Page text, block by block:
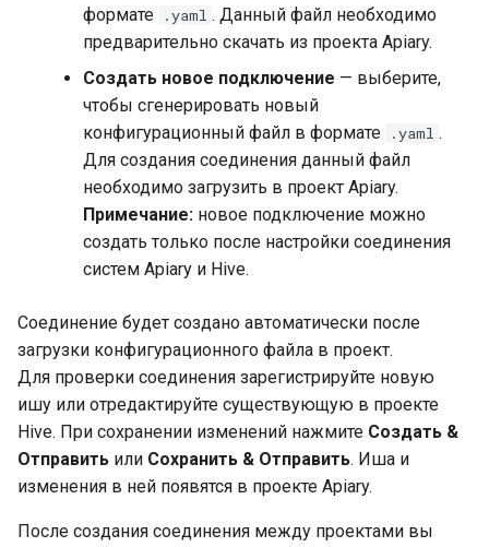
формате
.yaml . Данный файл необходимо
предварительно скачать из проекта Apiary.
Создать новое подключение — выберите,
чтобы сгенерировать новый
конфигурационный файл в формате
.yaml .
Для создания соединения данный файл
необходимо загрузить в проект Apiary.
Примечание: новое подключение можно
создать только после настройки соединения
систем Apiary и Hive.
Соединение будет создано автоматически после
загрузки конфигурационного файла в проект.
Для проверки соединения зарегистрируйте новую
ишу или отредактируйте существующую в проекте
Hive. При сохранении изменений нажмите Создать &
Отправить или Сохранить & Отправить. Иша и
изменения в ней появятся в проекте Apiary.
После создания соединения между проектами вы